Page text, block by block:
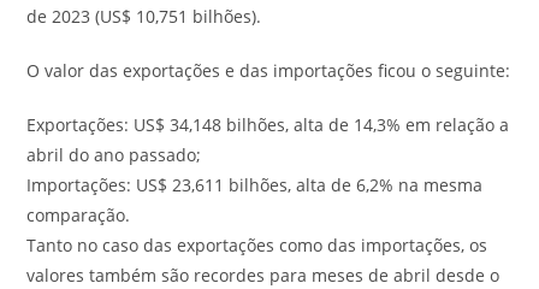
de 2023 (US$ 10,751 bilhões).
O valor das exportações e das importações ficou o seguinte:
Exportações: US$ 34,148 bilhões, alta de 14,3% em relação a
abril do ano passado;
Importações: US$ 23,611 bilhões, alta de 6,2% na mesma
comparação.
Tanto no caso das exportações como das importações, os
valores também são recordes para meses de abril desde o